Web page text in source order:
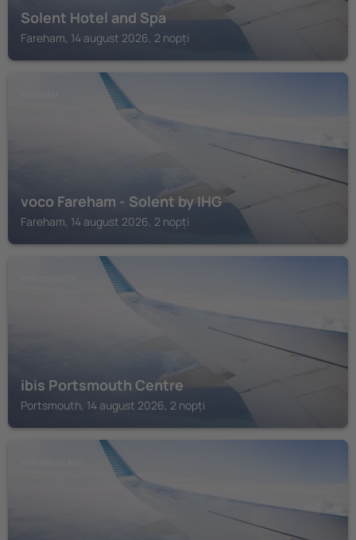
Solent Hotel and Spa
Fareham, 14 august 2026, 2 nopți
voco Fareham - Solent by IHG
Fareham, 14 august 2026, 2 nopți
ibis Portsmouth Centre
Portsmouth, 14 august 2026, 2 nopți